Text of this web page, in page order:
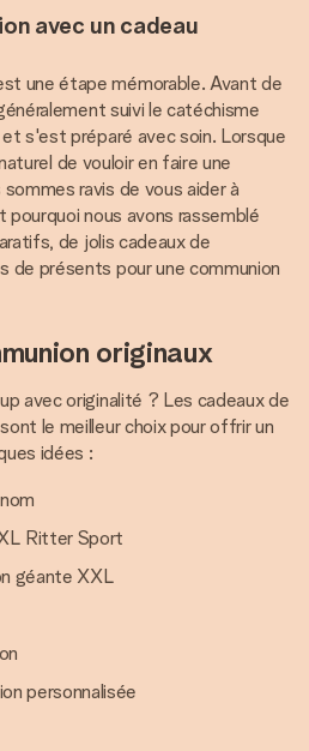
avec un cadeau
une étape mémorable. Avant de
suivi le catéchisme
s'est préparé avec soin. Lorsque
de vouloir en faire une
ravis de vous aider à
nous avons rassemblé
de jolis cadeaux de
de présents pour une communion
originaux
avec originalité ? Les cadeaux de
le meilleur choix pour offrir un
idées :
Ritter Sport
géante XXL
personnalisée